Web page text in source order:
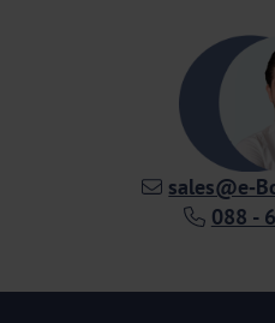
088 -